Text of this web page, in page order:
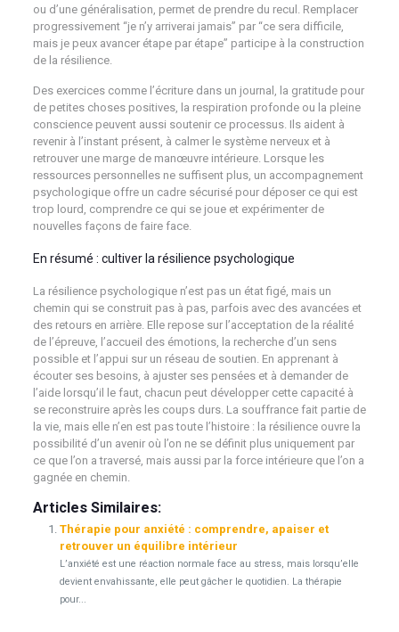
ou d’une généralisation, permet de prendre du recul. Remplacer
progressivement “je n’y arriverai jamais” par “ce sera difficile,
mais je peux avancer étape par étape” participe à la construction
de la résilience.
Des exercices comme l’écriture dans un journal, la gratitude pour
de petites choses positives, la respiration profonde ou la pleine
conscience peuvent aussi soutenir ce processus. Ils aident à
revenir à l’instant présent, à calmer le système nerveux et à
retrouver une marge de manœuvre intérieure. Lorsque les
ressources personnelles ne suffisent plus, un accompagnement
psychologique offre un cadre sécurisé pour déposer ce qui est
trop lourd, comprendre ce qui se joue et expérimenter de
nouvelles façons de faire face.
En résumé : cultiver la résilience psychologique
La résilience psychologique n’est pas un état figé, mais un
chemin qui se construit pas à pas, parfois avec des avancées et
des retours en arrière. Elle repose sur l’acceptation de la réalité
de l’épreuve, l’accueil des émotions, la recherche d’un sens
possible et l’appui sur un réseau de soutien. En apprenant à
écouter ses besoins, à ajuster ses pensées et à demander de
l’aide lorsqu’il le faut, chacun peut développer cette capacité à
se reconstruire après les coups durs. La souffrance fait partie de
la vie, mais elle n’en est pas toute l’histoire : la résilience ouvre la
possibilité d’un avenir où l’on ne se définit plus uniquement par
ce que l’on a traversé, mais aussi par la force intérieure que l’on a
gagnée en chemin.
Articles Similaires:
Thérapie pour anxiété : comprendre, apaiser et
retrouver un équilibre intérieur
L’anxiété est une réaction normale face au stress, mais lorsqu’elle
devient envahissante, elle peut gâcher le quotidien. La thérapie
pour...